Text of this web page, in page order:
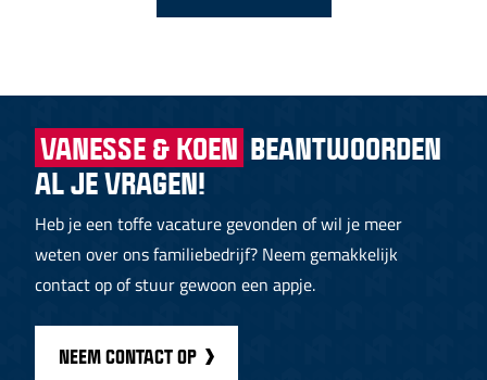
VANESSE & KOEN BEANTWOORDEN
AL JE VRAGEN!
Heb je een toffe vacature gevonden of wil je meer
weten over ons familiebedrijf? Neem gemakkelijk
contact op of stuur gewoon een appje.
NEEM CONTACT OP